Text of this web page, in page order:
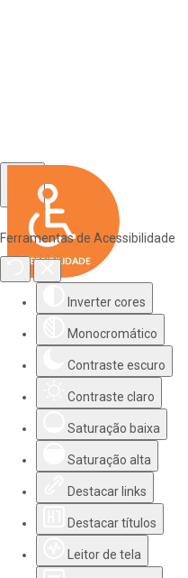
Ferramentas de Acessibilidade
Inverter cores
Monocromático
Contraste escuro
Contraste claro
Saturação baixa
Saturação alta
Destacar links
Destacar títulos
Leitor de tela